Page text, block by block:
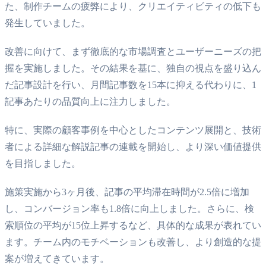
た、制作チームの疲弊により、クリエイティビティの低下も
発生していました。
改善に向けて、まず徹底的な市場調査とユーザーニーズの把
握を実施しました。その結果を基に、独自の視点を盛り込ん
だ記事設計を行い、月間記事数を15本に抑える代わりに、1
記事あたりの品質向上に注力しました。
特に、実際の顧客事例を中心としたコンテンツ展開と、技術
者による詳細な解説記事の連載を開始し、より深い価値提供
を目指しました。
施策実施から3ヶ月後、記事の平均滞在時間が2.5倍に増加
し、コンバージョン率も1.8倍に向上しました。さらに、検
索順位の平均が15位上昇するなど、具体的な成果が表れてい
ます。チーム内のモチベーションも改善し、より創造的な提
案が増えてきています。